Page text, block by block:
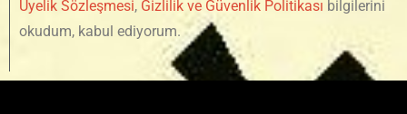
Üyelik Sözleşmesi, Gizlilik ve Güvenlik Politikası bilgilerini
okudum, kabul ediyorum.